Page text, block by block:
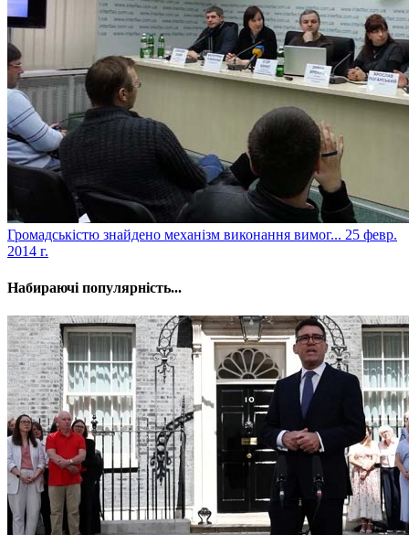
Громадськістю знайдено механізм виконання вимог... 25 февр.
2014 г.
Набираючі популярність...